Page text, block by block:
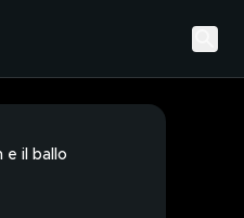
e il ballo